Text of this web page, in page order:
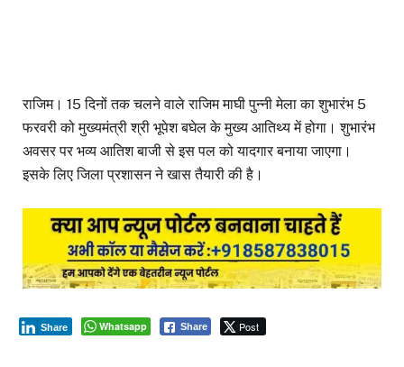
राजिम। 15 दिनों तक चलने वाले राजिम माघी पुन्नी मेला का शुभारंभ 5
फरवरी को मुख्यमंत्री श्री भूपेश बघेल के मुख्य आतिथ्य में होगा। शुभारंभ
अवसर पर भव्य आतिश बाजी से इस पल को यादगार बनाया जाएगा।
इसके लिए जिला प्रशासन ने खास तैयारी की है।
Whatsapp Share Post
Share